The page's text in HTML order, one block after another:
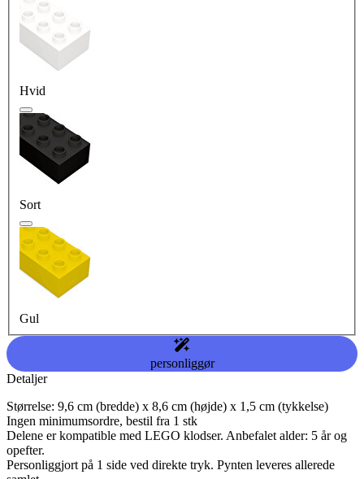
Hvid
Sort
Gul
personliggør
Detaljer
Størrelse: 9,6 cm (bredde) x 8,6 cm (højde) x 1,5 cm (tykkelse)
Ingen minimumsordre, bestil fra 1 stk
Delene er kompatible med LEGO klodser. Anbefalet alder: 5 år og
opefter.
Personliggjort på 1 side ved direkte tryk. Pynten leveres allerede